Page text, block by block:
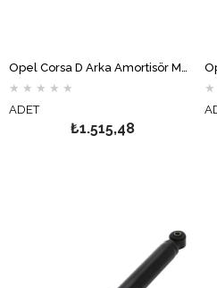
Opel Corsa D Arka Amortisör MONROE
★ ★ ★ ★ ★
ADET
₺1.515,48
★